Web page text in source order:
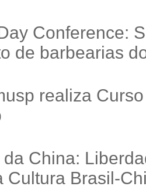
Conference:
de barbearias
realiza
da China:
Cultura Brasil-